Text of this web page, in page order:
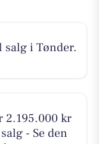
salg i Tønder.
2.195.000 kr
- Se den